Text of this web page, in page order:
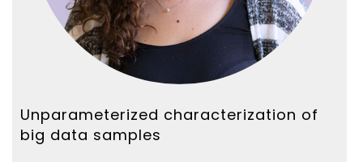
Unparameterized characterization of
big data samples